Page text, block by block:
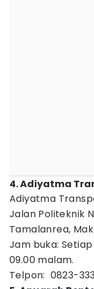
4. Adiyatma
Adiyatma
Jalan Politeknik
Tamalanrea,
Jam buka:
09.00 malam.
Telpon: 0823-